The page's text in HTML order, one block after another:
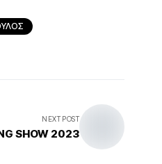
NEXT POST
SHOW 2023